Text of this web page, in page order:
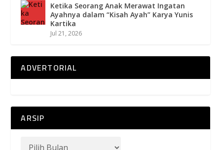
Ketika Seorang Anak Merawat Ingatan
Ayahnya dalam “Kisah Ayah” Karya Yunis
Kartika
Jul 21, 2026
ADVERTORIAL
ARSIP